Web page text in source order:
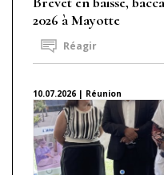
2026 à Mayotte
Réagir
10.07.2026 | Réunion